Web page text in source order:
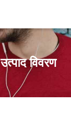
उत्पाद विवरण